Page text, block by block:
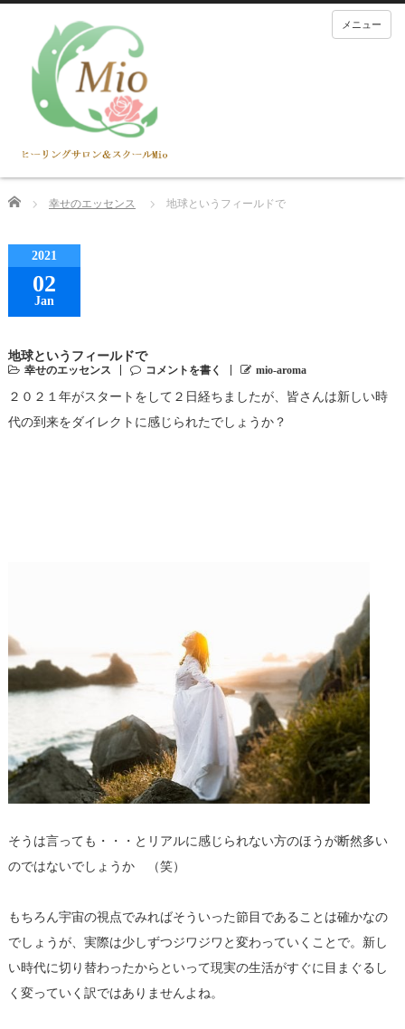
メニュー
Home 幸せのエッセンス 地球というフィールドで
2021
02
Jan
地球というフィールドで
幸せのエッセンス コメントを書く mio-aroma
２０２１年がスタートをして２日経ちましたが、皆さんは新しい時
代の到来をダイレクトに感じられたでしょうか？
そうは言っても・・・とリアルに感じられない方のほうが断然多い
のではないでしょうか （笑）
もちろん宇宙の視点でみればそういった節目であることは確かなの
でしょうが、実際は少しずつジワジワと変わっていくことで。新し
い時代に切り替わったからといって現実の生活がすぐに目まぐるし
く変っていく訳ではありませんよね。